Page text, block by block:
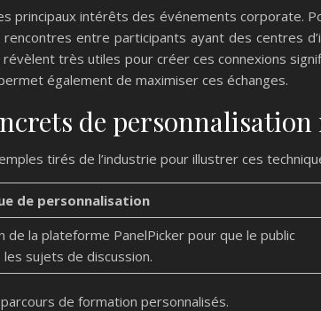
principaux intérêts des événements corporate.
entre participants ayant des centres
très utiles pour créer ces connexions
également de maximiser ces échanges.
de personnalisation
tirés de l’industrie pour illustrer ces
de personnalisation
de la plateforme PanelPicker pour que le public
les sujets de discussion.
de formation personnalisés.